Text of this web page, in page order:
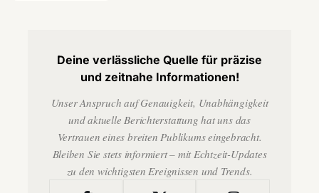
Deine verlässliche Quelle für präzise
und zeitnahe Informationen!
Unser Anspruch auf Genauigkeit, Unabhängigkeit
und aktuelle Berichterstattung hat uns das
Vertrauen eines breiten Publikums eingebracht.
Bleiben Sie stets informiert – mit Echtzeit-Updates
zu den wichtigsten Ereignissen und Trends.